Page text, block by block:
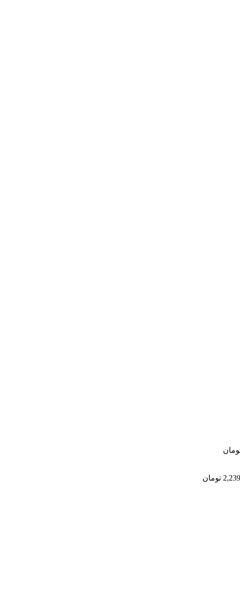
تومان